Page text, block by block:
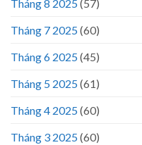
Tháng 8 2025(57)
Tháng 7 2025(60)
Tháng 6 2025(45)
Tháng 5 2025(61)
Tháng 4 2025(60)
Tháng 3 2025(60)